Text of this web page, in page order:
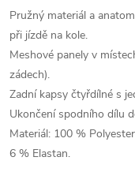
Pružný materiál a
při jízdě na kole.
Meshové panely v
zádech).
Zadní kapsy čtyřdílné s
Ukončení spodního dílu
Materiál: 100 %
6 % Elastan.